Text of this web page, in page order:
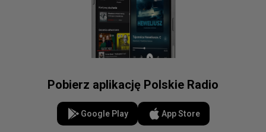
Pobierz aplikację Polskie Radio
Google Play App Store